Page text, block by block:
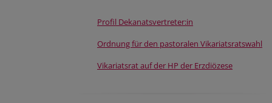
Profil Dekanatsvertreter:in
Ordnung für den pastoralen Vikariatsratswahl
Vikariatsrat auf der HP der Erzdiözese